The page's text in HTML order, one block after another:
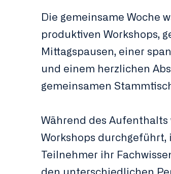
Die gemeinsame Woche
produktiven Workshops,
Mittagspausen, einer
und einem herzlichen
gemeinsamen
Während des
Workshops durchgeführt,
Teilnehmer ihr